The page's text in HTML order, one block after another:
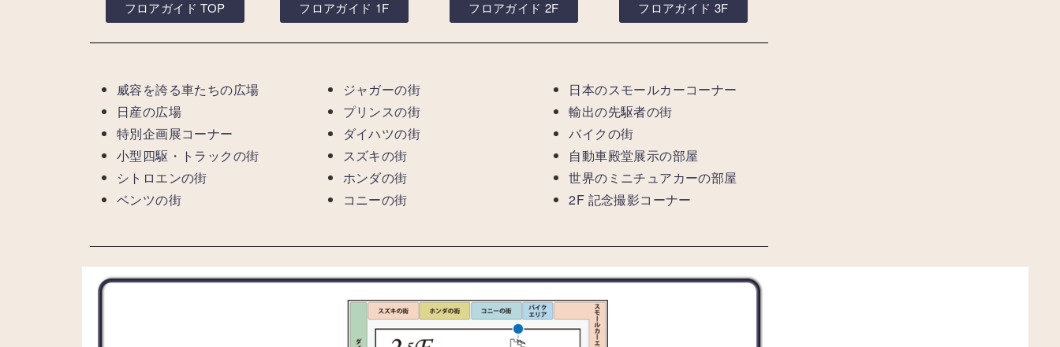
フロアガイド TOP フロアガイド 1F フロアガイド 2F フロアガイド 3F
威容を誇る車たちの広場
日産の広場
特別企画展コーナー
小型四駆・トラックの街
シトロエンの街
ベンツの街
ジャガーの街
プリンスの街
ダイハツの街
スズキの街
ホンダの街
コニーの街
日本のスモールカーコーナー
輸出の先駆者の街
バイクの街
自動車殿堂展示の部屋
世界のミニチュアカーの部屋
2F 記念撮影コーナー